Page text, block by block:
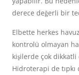
derece değerli bir
Elbette herkes
kontrolü olmayan
kişilerde çok dikkatli
Hidroterapi de